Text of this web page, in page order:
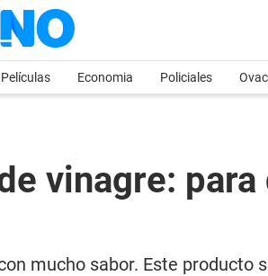
Economia Policiales
vinagre:
mucho sabor. Este producto